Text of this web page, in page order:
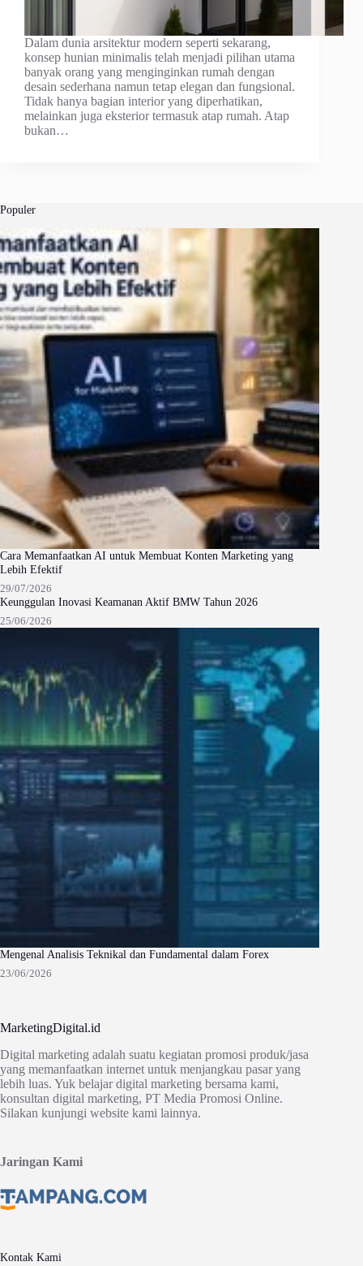
Dalam dunia arsitektur modern seperti sekarang,
konsep hunian minimalis telah menjadi pilihan utama
banyak orang yang menginginkan rumah dengan
desain sederhana namun tetap elegan dan fungsional.
Tidak hanya bagian interior yang diperhatikan,
melainkan juga eksterior termasuk atap rumah. Atap
bukan…
Populer
Cara Memanfaatkan AI untuk Membuat Konten Marketing yang
Lebih Efektif
29/07/2026
Keunggulan Inovasi Keamanan Aktif BMW Tahun 2026
25/06/2026
Mengenal Analisis Teknikal dan Fundamental dalam Forex
23/06/2026
MarketingDigital.id
Digital marketing adalah suatu kegiatan promosi produk/jasa
yang memanfaatkan internet untuk menjangkau pasar yang
lebih luas. Yuk belajar digital marketing bersama kami,
konsultan digital marketing, PT Media Promosi Online.
Silakan kunjungi website kami lainnya.
Jaringan Kami
Kontak Kami